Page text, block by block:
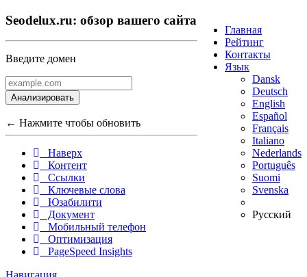
Главная
Рейтинг
Контакты
Язык
Dansk
Deutsch
English
Español
Français
Italiano
Nederlands
Português
Suomi
Svenska
Русский
Seodelux.ru: обзор вашего сайта
Введите домен
Анализировать
← Нажмите чтобы обновить
Наверх
Контент
Ссылки
Ключевые слова
Юзабилити
Документ
Мобильный телефон
Оптимизация
PageSpeed Insights